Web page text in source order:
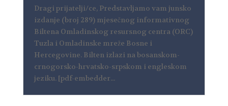
Dragi prijatelji/ce, Predstavljamo vam junsko
izdanje (broj 289) mjesečnog informativnog
Biltena Omladinskog resursnog centra (ORC)
Tuzla i Omladinske mreže Bosne i
Hercegovine. Bilten izlazi na bosanskom-
crnogorsko-hrvatsko-srpskom i engleskom
jeziku. [pdf-embedder...